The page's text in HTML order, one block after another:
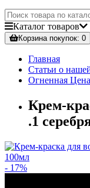
Каталог товаров
Корзинапокупок: 0
Главная
Статьи о
Огненная Цена
Крем-
.1
- 17%